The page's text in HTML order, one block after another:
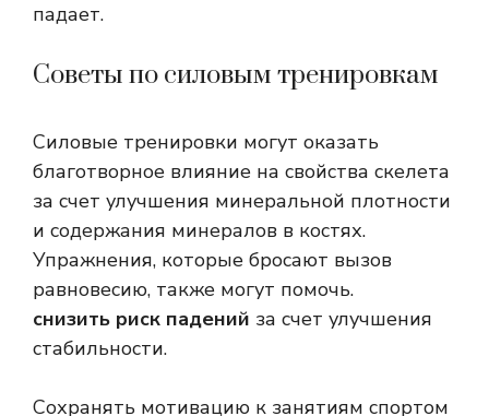
падает.
Советы по силовым тренировкам
Силовые тренировки могут оказать
благотворное влияние на свойства скелета
за счет улучшения минеральной плотности
и содержания минералов в костях.
Упражнения, которые бросают вызов
равновесию, также могут помочь.
снизить риск падений за счет улучшения
стабильности.
Сохранять мотивацию к занятиям спортом